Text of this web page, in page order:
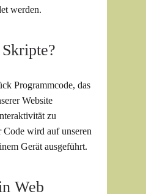
werden.
Programmcode, das
Website
zu
wird auf unseren
Gerät ausgeführt.
Web